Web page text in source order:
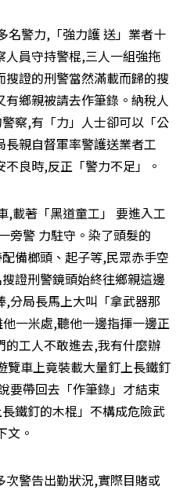
名警力,「強力護 送」業者十
員守持警棍,三人一組強拖
證的刑警當然滿載而歸的搜
鄉親被請去作筆錄。納稅人
察,有「力」人士卻可以「公
親自督軍率警護送業者工
良時,反正「警力不足」。
,載著「黑道童工」 要進入工
旁警 力駐守。染了頭髮的
備榔頭、起子等,民眾赤手空
證刑警鏡頭始終往鄉親這邊
分局長馬上大叫「拿武器那
一米處,聽他一邊指揮一邊正
工人不敢進去,我有什麼辦
覽車上竟裝載大量釘上長鐵釘
要帶回去「作筆錄」才結束
鐵釘的木棍」不構成危險武
文。
警告出勤狀況,實際目賭或